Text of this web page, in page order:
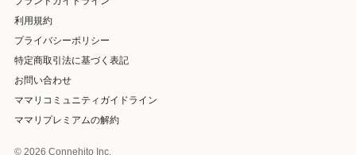
利用規約
プライバシーポリシー
特定商取引法に基づく表記
お問い合わせ
ママリコミュニティガイドライン
ママリプレミアムの解約
© 2026 Connehito Inc.